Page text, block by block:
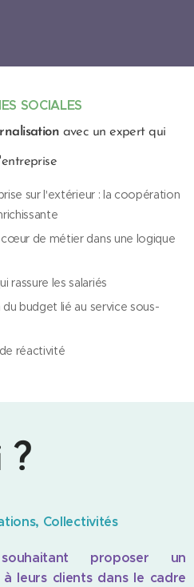
SOCIALES
avec un expert qui
sur l'extérieur : la coopération
de métier dans une logique
rassure les salariés
budget lié au service sous-
réactivité
?
Collectivités
proposer un
leurs clients dans le cadre